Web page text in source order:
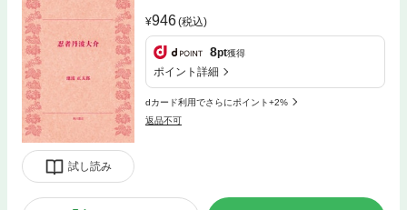
試し読み
946(税込)
8pt獲得
ポイント詳細
dカード利用でさらにポイント+2%
返品不可